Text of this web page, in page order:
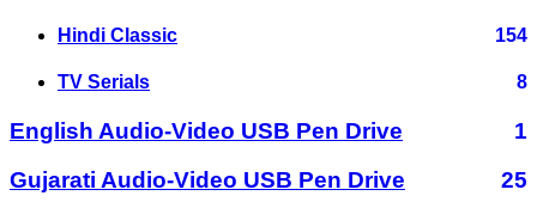
Hindi Classic 154
TV Serials 8
English Audio-Video USB Pen Drive
1
Gujarati Audio-Video USB Pen Drive
25